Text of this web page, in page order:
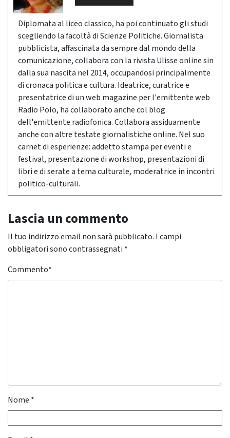
Diplomata al liceo classico, ha poi continuato gli studi
scegliendo la facoltà di Scienze Politiche. Giornalista
pubblicista, affascinata da sempre dal mondo della
comunicazione, collabora con la rivista Ulisse online sin
dalla sua nascita nel 2014, occupandosi principalmente
di cronaca politica e cultura. Ideatrice, curatrice e
presentatrice di un web magazine per l'emittente web
Radio Polo, ha collaborato anche col blog
dell'emittente radiofonica. Collabora assiduamente
anche con altre testate giornalistiche online. Nel suo
carnet di esperienze: addetto stampa per eventi e
festival, presentazione di workshop, presentazioni di
libri e di serate a tema culturale, moderatrice in incontri
politico-culturali.
Lascia un commento
Il tuo indirizzo email non sarà pubblicato. I campi
obbligatori sono contrassegnati *
Commento*
Nome *